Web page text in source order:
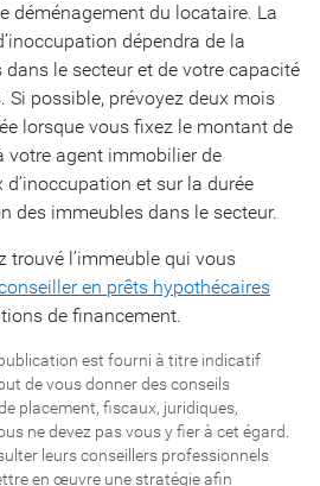
déménagement du locataire. La
dépendra de la
le secteur et de votre capacité
Si possible, prévoyez deux mois
lorsque vous fixez le montant de
votre agent immobilier de
et sur la durée
des immeubles dans le secteur.
trouvé l’immeuble qui vous
en prêts hypothécaires
de financement.
est fourni à titre indicatif
de vous donner des conseils
placement, fiscaux, juridiques,
ne devez pas vous y fier à cet égard.
leurs conseillers professionnels
en œuvre une stratégie afin